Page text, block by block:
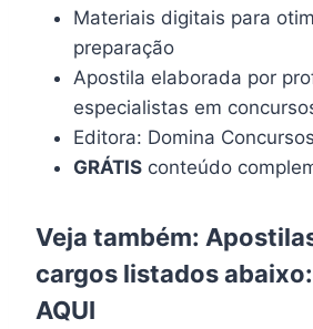
Materiais digitais para
preparação
Apostila elaborada por
especialistas em
Editora: Domina Concursos
GRÁTIS conteúdo
Veja também:
cargos listados abaixo:
AQUI